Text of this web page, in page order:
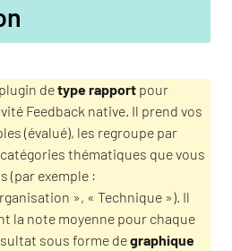
detype rapport pour
Feedback native. Il prend vos
(évalué), les regroupe par
thématiques que vous
(par exemple :
», « Technique »). Il
la note moyenne pour chaque
sous forme degraphique